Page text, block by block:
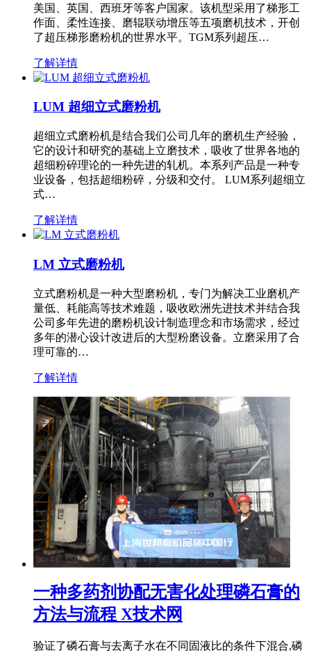
美国、英国、西班牙等客户国家。该机型采用了梯形工
作面、柔性连接、磨辊联动增压等五项磨机技术，开创
了超压梯形磨粉机的世界水平。TGM系列超压…
了解详情
LUM 超细立式磨粉机
超细立式磨粉机是结合我们公司几年的磨机生产经验，
它的设计和研究的基础上立磨技术，吸收了世界各地的
超细粉碎理论的一种先进的轧机。本系列产品是一种专
业设备，包括超细粉碎，分级和交付。 LUM系列超细立
式…
了解详情
LM 立式磨粉机
立式磨粉机是一种大型磨粉机，专门为解决工业磨机产
量低、耗能高等技术难题，吸收欧洲先进技术并结合我
公司多年先进的磨粉机设计制造理念和市场需求，经过
多年的潜心设计改进后的大型粉磨设备。立磨采用了合
理可靠的…
了解详情
一种多药剂协配无害化处理磷石膏的
方法与流程 X技术网
验证了磷石膏与去离子水在不同固液比的条件下混合,磷